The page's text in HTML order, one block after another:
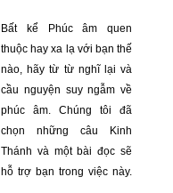
Bất kể Phúc âm quen
thuộc hay xa lạ với bạn thế
nào, hãy từ từ nghĩ lại và
cầu nguyện suy ngẫm về
phúc âm. Chúng tôi đã
chọn những câu Kinh
Thánh và một bài đọc sẽ
hỗ trợ bạn trong việc này.